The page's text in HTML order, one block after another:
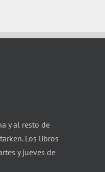
y al resto de
Los libros
y jueves de